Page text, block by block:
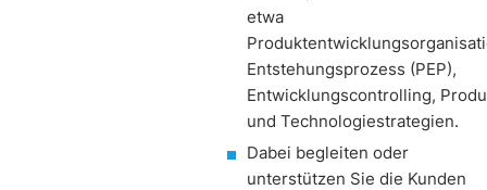
etwa
Entstehungsprozess (PEP),
Entwicklungscontrolling,
und Technologiestrategien.
Dabei begleiten oder
unterstützen Sie die Kunden